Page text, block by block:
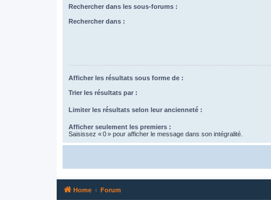
Rechercher dans les sous-forums :
Rechercher dans :
Afficher les résultats sous forme de :
Trier les résultats par :
Limiter les résultats selon leur ancienneté :
Afficher seulement les premiers :
Saisissez « 0 » pour afficher le message dans son intégralité.
Home Forum